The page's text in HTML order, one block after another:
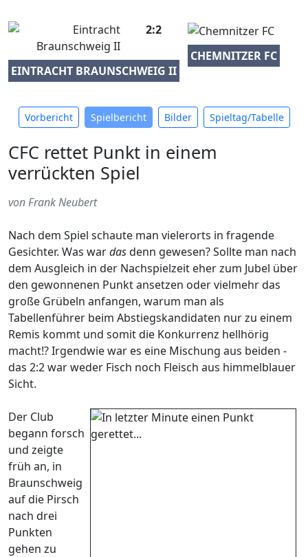
EINTRACHT BRAUNSCHWEIG II
2:2
CHEMNITZER FC
Vorbericht Spielbericht Bilder Spieltag/Tabelle
CFC rettet Punkt in einem
verrückten Spiel
von Frank Neubert
Nach dem Spiel schaute man vielerorts in fragende
Gesichter. Was wardasdenn gewesen? Sollte man nach
dem Ausgleich in der Nachspielzeit eher zum Jubel über
den gewonnenen Punkt ansetzen oder vielmehr das
große Grübeln anfangen, warum man als
Tabellenführer beim Abstiegskandidaten nur zu einem
Remis kommt und somit die Konkurrenz hellhörig
macht!? Irgendwie war es eine Mischung aus beiden -
das 2:2 war weder Fisch noch Fleisch aus himmelblauer
Sicht.
Der Club
begann forsch
und zeigte
früh an, in
Braunschweig
auf die Pirsch
nach drei
Punkten
gehen zu